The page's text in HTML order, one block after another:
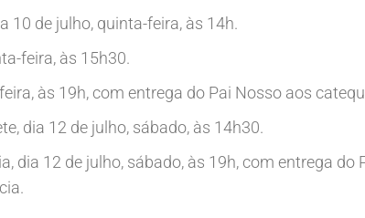
10 de julho, quinta-feira, às 14h.
feira, às 15h30.
às 19h, com entrega do Pai Nosso aos
dia 12 de julho, sábado, às 14h30.
dia 12 de julho, sábado, às 19h, com entrega